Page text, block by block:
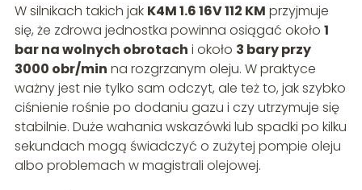
W silnikach takich jak K4M 1.6 16V 112 KM przyjmuje
się, że zdrowa jednostka powinna osiągać około 1
bar na wolnych obrotach i około 3 bary przy
3000 obr/min na rozgrzanym oleju. W praktyce
ważny jest nie tylko sam odczyt, ale też to, jak szybko
ciśnienie rośnie po dodaniu gazu i czy utrzymuje się
stabilnie. Duże wahania wskazówki lub spadki po kilku
sekundach mogą świadczyć o zużytej pompie oleju
albo problemach w magistrali olejowej.